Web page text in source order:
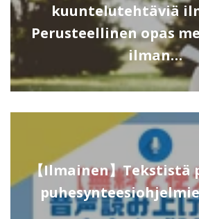
kuuntelutehtäviä
Perusteellinen opas
ilman…
【Ilmainen】Tekstistä